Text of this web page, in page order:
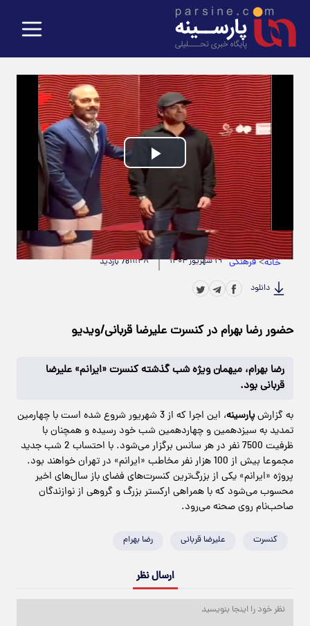
Play
Video
حجم ویدیو: 6.38M |مدت زمان ویدیو: 00:00:19
خانه>فرهنگی ۱۹ شهریور ۱۴۰۴ ۱۱:۴۸78 بازدید
دانلود
حضور رضا بهرام در کنسرت علیرضا قربانی/ویدیو
رضا بهرام، میهمان ویژه شب گذشته کنسرت «ایرانم» علیرضا
قربانی بود.
به گزارشپارسینه
، این اجرا که از 3 شهریور شروع شده است با چهارمین
تمدید به سیزدهمین و چهاردهمین شب خود رسیده و همچنان با
ظرفیت 7500 نفر در هر سانس برگزار می‌شود. با احتساب 2 شب جدید
مجموعا بیش از 100 هزار نفر مخاطب «ایرانم» در تهران خواهند بود.
پروژه «ایرانم» یکی از بزرگ‌ترین کنسرت‌های فضای باز سال‌های اخیر
محسوب می‌شود که با همراهی ارکستر بزرگ و گروهی از نوازندگان
صاحب‌نام روی صحنه می‌رود.
کنسرت علیرضا قربانی رضا بهرام
ارسال نظر